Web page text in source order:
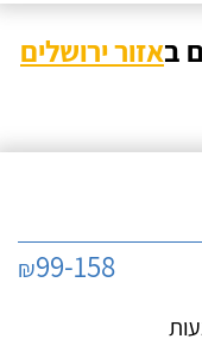
באזור ירושלים
₪99-158